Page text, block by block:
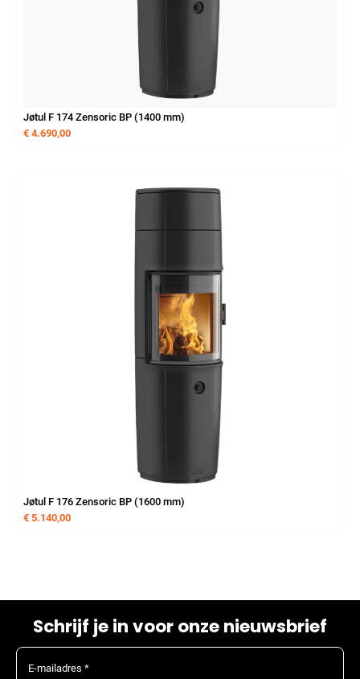
Jøtul F 174 Zensoric BP (1400 mm)
€ 4.690,00
Jøtul F 176 Zensoric BP (1600 mm)
€ 5.140,00
Schrijf je in voor onze nieuwsbrief
E-mailadres *